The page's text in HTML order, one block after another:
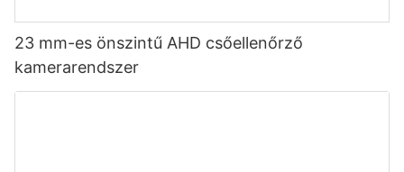
23 mm-es önszintű AHD csőellenőrző
kamerarendszer